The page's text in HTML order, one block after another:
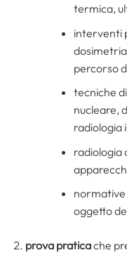
termica,
interventi
percorso
tecniche
nucleare,
radiologia
radiologia
normative
oggetto
prova praticache